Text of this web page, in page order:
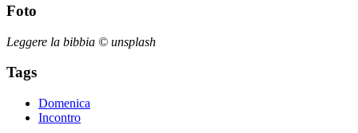
Foto
Leggere la bibbia © unsplash
Tags
Domenica
Incontro